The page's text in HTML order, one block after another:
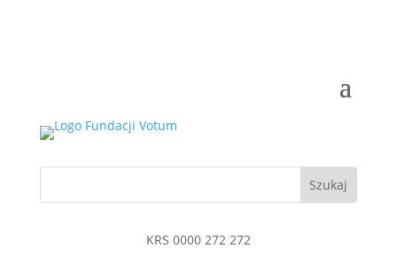
KRS 0000 272 272